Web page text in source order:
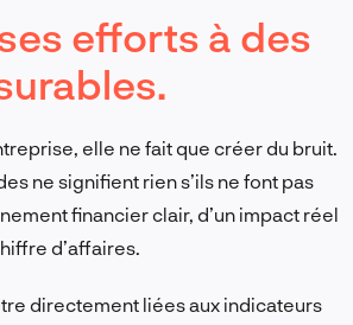
efforts à des
elle ne fait que créer du bruit.
ne signifient rien s’ils ne font pas
financier clair, d’un impact réel
d’affaires.
directement liées aux indicateurs